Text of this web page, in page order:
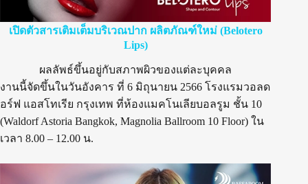
เปิดตัวสารเติมเต็มบริเวณปาก ผลิตภัณฑ์ใหม่ (Belotero
Lips)
ผลลัพธ์ขึ้นอยู่กับสภาพผิวของแต่ละบุคคล
งานนี้จัดขึ้นในวันอังคาร ที่ 6 มิถุนายน 2566 โรงแรมวอลด
อร์ฟ แอสโทเรีย กรุงเทพ ที่ห้องแมคโนเลียบอลรูม ชั้น 10
(Waldorf Astoria Bangkok, Magnolia Ballroom 10 Floor) ใน
เวลา 8.00 – 12.00 น.